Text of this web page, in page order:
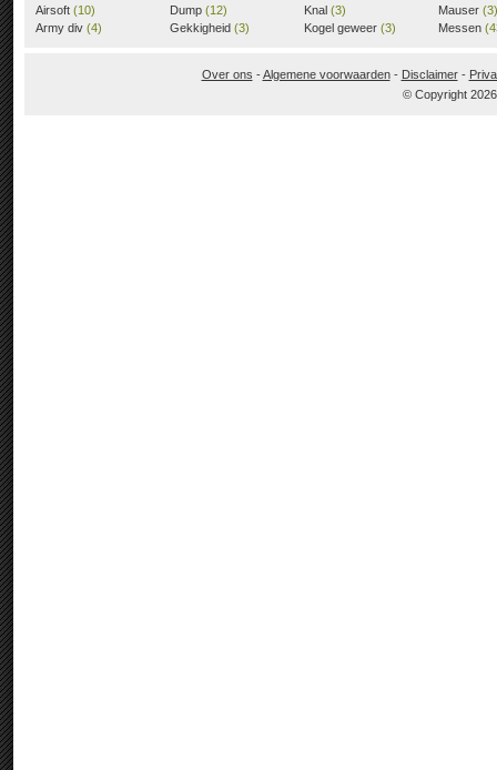
Airsoft (10)
Army div (4)
Dump (12)
Gekkigheid (3)
(3)
Knal (3)
Kogel geweer (3)
Mauser (3)
Messen
Over ons -Algemene voorwaarden- Disclaimer-
© Copyright